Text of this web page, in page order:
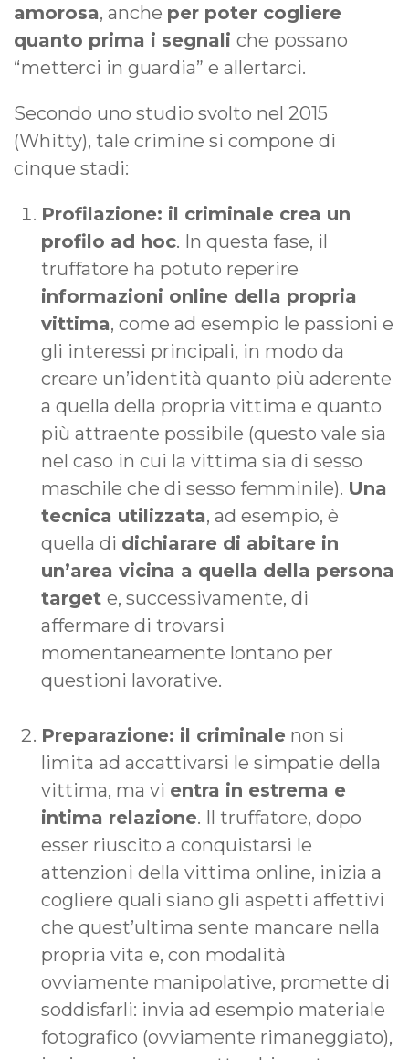
amorosa, anche per poter cogliere
quanto prima i segnali che possano
“metterci in guardia” e allertarci.
Secondo uno studio svolto nel 2015
(Whitty), tale crimine si compone di
cinque stadi:
Profilazione: il criminale crea un
profilo ad hoc. In questa fase, il
truffatore ha potuto reperire
informazioni online della propria
vittima, come ad esempio le passioni e
gli interessi principali, in modo da
creare un’identità quanto più aderente
a quella della propria vittima e quanto
più attraente possibile (questo vale sia
nel caso in cui la vittima sia di sesso
maschile che di sesso femminile). Una
tecnica utilizzata, ad esempio, è
quella di dichiarare di abitare in
un’area vicina a quella della persona
target e, successivamente, di
affermare di trovarsi
momentaneamente lontano per
questioni lavorative.
Preparazione: il criminale non si
limita ad accattivarsi le simpatie della
vittima, ma vi entra in estrema e
intima relazione. Il truffatore, dopo
esser riuscito a conquistarsi le
attenzioni della vittima online, inizia a
cogliere quali siano gli aspetti affettivi
che quest’ultima sente mancare nella
propria vita e, con modalità
ovviamente manipolative, promette di
soddisfarli: invia ad esempio materiale
fotografico (ovviamente rimaneggiato),